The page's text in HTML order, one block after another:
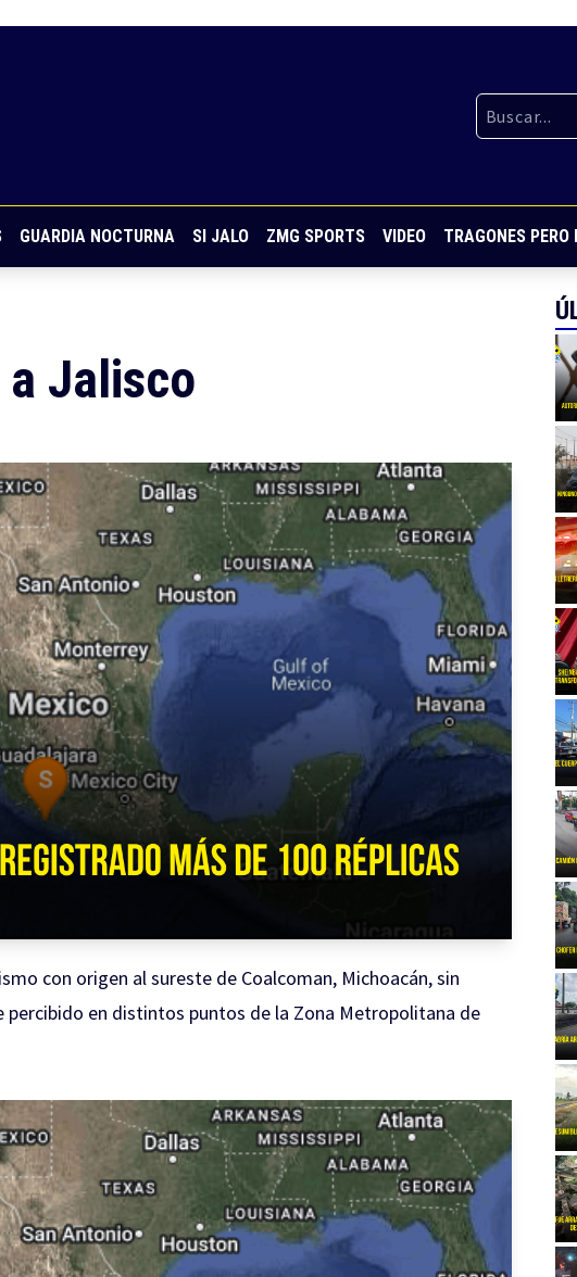
GUARDIA NOCTURNA SI JALO ZMG SPORTS VIDEO TRAGONES PERO
Jalisco
con origen al sureste de Coalcoman, Michoacán, sin
en distintos puntos de la Zona Metropolitana de